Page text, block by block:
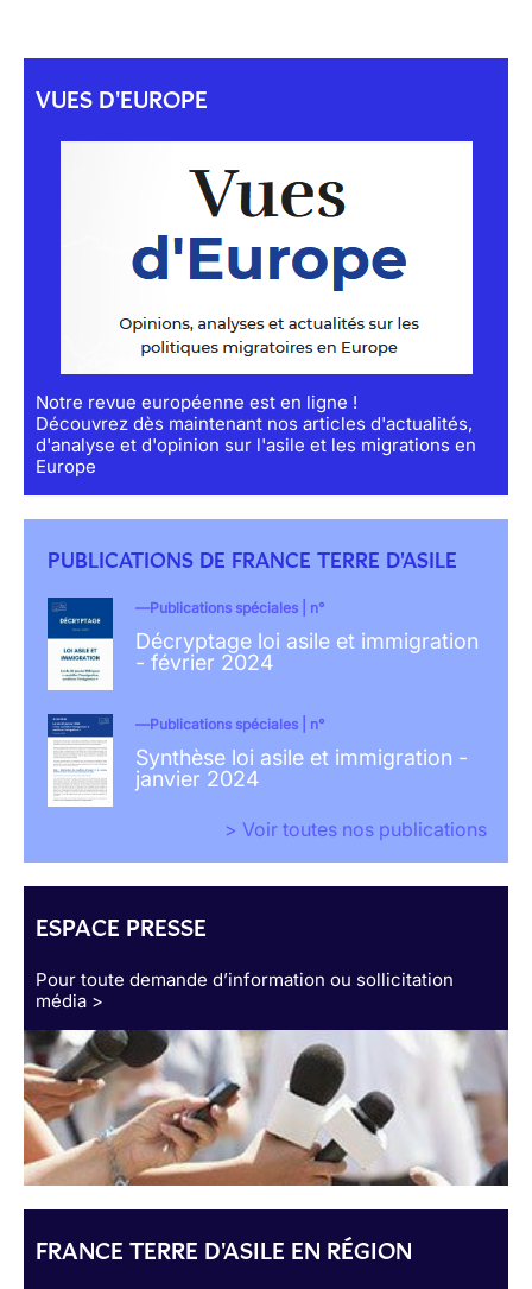
VUES D'EUROPE
Notre revue européenne est en ligne !
Découvrez dès maintenant nos articles d'actualités,
d'analyse et d'opinion sur l'asile et les migrations en
Europe
PUBLICATIONS DE FRANCE TERRE D'ASILE
Publications spéciales | n°
Décryptage loi asile et immigration
- février 2024
Publications spéciales | n°
Synthèse loi asile et immigration -
janvier 2024
> Voir toutes nos publications
ESPACE PRESSE
Pour toute demande d’information ou sollicitation
média >
FRANCE TERRE D'ASILE EN RÉGION